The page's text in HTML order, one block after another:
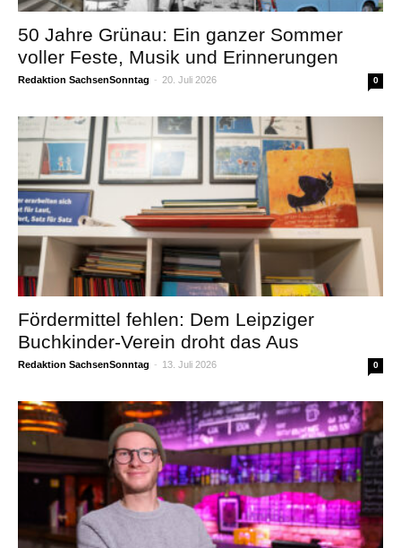
50 Jahre Grünau: Ein ganzer Sommer
voller Feste, Musik und Erinnerungen
Redaktion SachsenSonntag - 20. Juli 2026 0
Fördermittel fehlen: Dem Leipziger
Buchkinder-Verein droht das Aus
Redaktion SachsenSonntag - 13. Juli 2026 0